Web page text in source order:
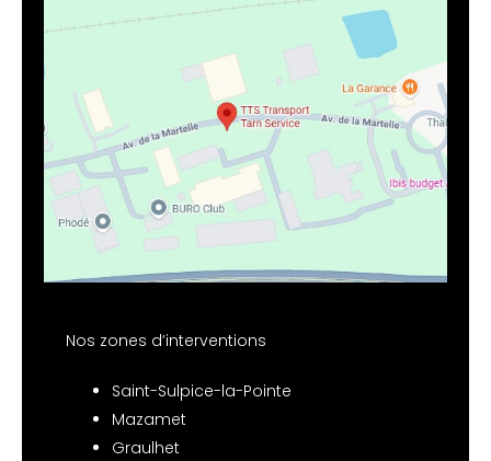
Nos zones d’interventions
Saint-Sulpice-la-Pointe
Mazamet
Graulhet